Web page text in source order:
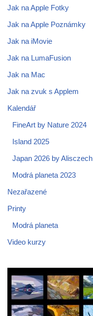
Jak na Apple Fotky
Jak na Apple Poznámky
Jak na iMovie
Jak na LumaFusion
Jak na Mac
Jak na zvuk s Applem
Kalendář
FineArt by Nature 2024
Island 2025
Japan 2026 by Alisczech
Modrá planeta 2023
Nezařazené
Printy
Modrá planeta
Video kurzy